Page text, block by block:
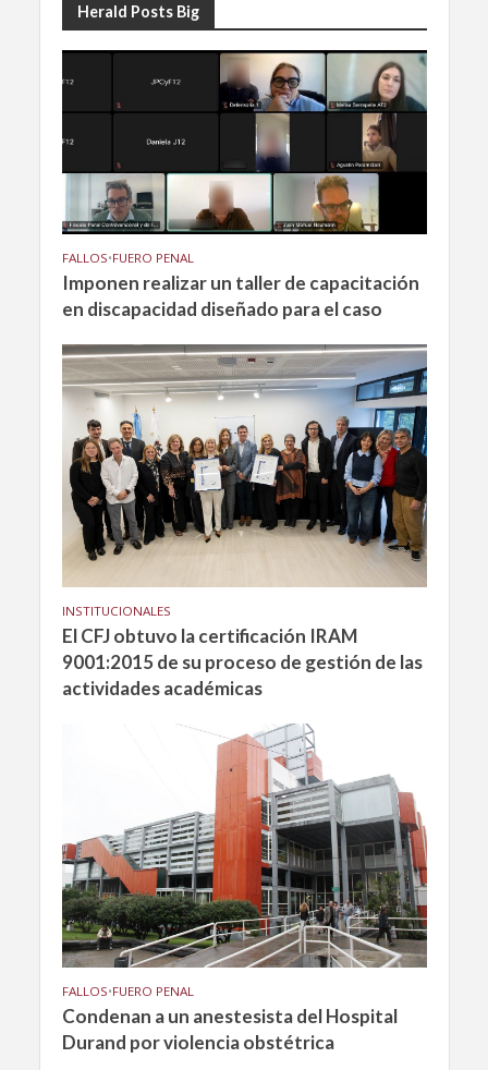
Herald Posts Big
FALLOS•FUERO PENAL
Imponen realizar un taller de capacitación
en discapacidad diseñado para el caso
INSTITUCIONALES
El CFJ obtuvo la certificación IRAM
9001:2015 de su proceso de gestión de las
actividades académicas
FALLOS•FUERO PENAL
Condenan a un anestesista del Hospital
Durand por violencia obstétrica